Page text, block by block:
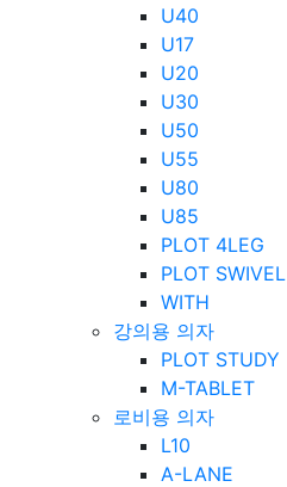
U40
U17
U20
U30
U50
U55
U80
U85
PLOT 4LEG
PLOT SWIVEL
WITH
강의용 의자
PLOT STUDY
M-TABLET
로비용 의자
L10
A-LANE